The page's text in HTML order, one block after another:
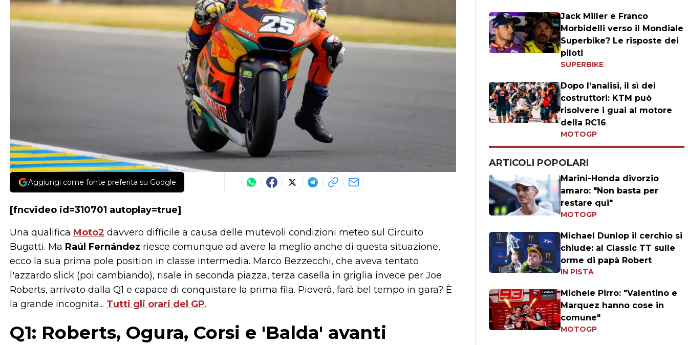
Aggiungi come fonte preferita su Google
[fncvideo id=310701 autoplay=true]
Una qualifica Moto2 davvero difficile a causa delle mutevoli condizioni meteo sul Circuito
Bugatti. Ma Raúl Fernández riesce comunque ad avere la meglio anche di questa situazione,
ecco la sua prima pole position in classe intermedia. Marco Bezzecchi, che aveva tentato
l'azzardo slick (poi cambiando), risale in seconda piazza, terza casella in griglia invece per Joe
Roberts, arrivato dalla Q1 e capace di conquistare la prima fila. Pioverà, farà bel tempo in gara? È
la grande incognita... Tutti gli orari del GP.
Q1: Roberts, Ogura, Corsi e 'Balda' avanti
Jack Miller e Franco
Morbidelli verso il Mondiale
Superbike? Le risposte dei
piloti
SUPERBIKE
Dopo l’analisi, il sì dei
costruttori: KTM può
risolvere i guai al motore
della RC16
MOTOGP
ARTICOLI POPOLARI
Marini-Honda divorzio
amaro: "Non basta per
restare qui"
MOTOGP
Michael Dunlop il cerchio si
chiude: al Classic TT sulle
orme di papà Robert
IN PISTA
Michele Pirro: "Valentino e
Marquez hanno cose in
comune"
MOTOGP